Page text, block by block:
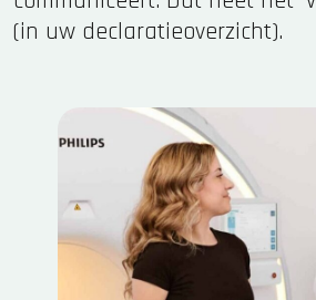
(in uw declaratieoverzicht).